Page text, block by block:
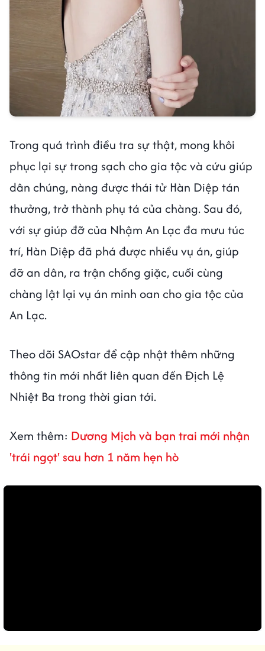
Trong quá trình điều tra sự thật, mong khôi
phục lại sự trong sạch cho gia tộc và cứu giúp
dân chúng, nàng được thái tử Hàn Diệp tán
thưởng, trở thành phụ tá của chàng. Sau đó,
với sự giúp đỡ của Nhậm An Lạc đa mưu túc
trí, Hàn Diệp đã phá được nhiều vụ án, giúp
đỡ an dân, ra trận chống giặc, cuối cùng
chàng lật lại vụ án minh oan cho gia tộc của
An Lạc.
Theo dõi SAOstar để cập nhật thêm những
thông tin mới nhất liên quan đến Địch Lệ
Nhiệt Ba trong thời gian tới.
Xem thêm: Dương Mịch và bạn trai mới nhận
'trái ngọt' sau hơn 1 năm hẹn hò